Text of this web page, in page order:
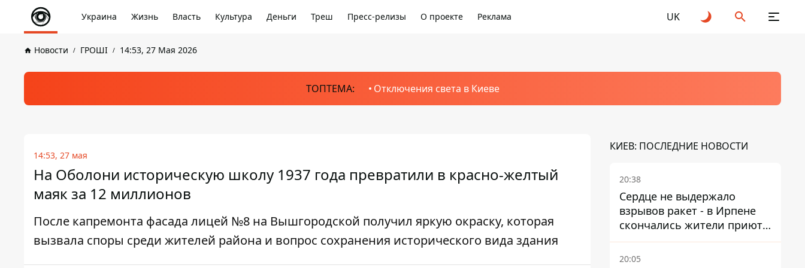
Украина Жизнь Власть Культура Деньги Треш Пресс-релизы О проекте Реклама UK
Новости ГРОШІ 14:53, 27 Мая 2026
ТОПТЕМА: Отключения света в Киеве
14:53, 27 мая
На Оболони историческую школу 1937 года превратили в красно-желтый
маяк за 12 миллионов
После капремонта фасада лицей №8 на Вышгородской получил яркую окраску, которая
вызвала споры среди жителей района и вопрос сохранения исторического вида здания
КИЕВ: ПОСЛЕДНИЕ НОВОСТИ
20:38
Сердце не выдержало
взрывов ракет - в Ирпене
скончались жители приюта
для собак с инвалидностью
20:05